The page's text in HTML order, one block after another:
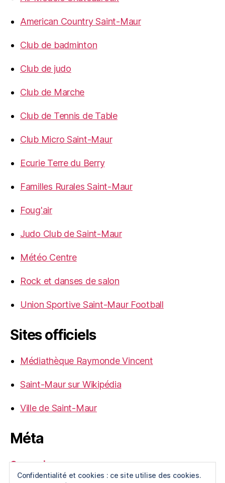
American Country Saint-Maur
Club de badminton
Club de judo
Club de Marche
Club de Tennis de Table
Club Micro Saint-Maur
Ecurie Terre du Berry
Familles Rurales Saint-Maur
Foug'air
Judo Club de Saint-Maur
Météo Centre
Rock et danses de salon
Union Sportive Saint-Maur Football
Sites officiels
Médiathèque Raymonde Vincent
Saint-Maur sur Wikipédia
Ville de Saint-Maur
Méta
Connexion
Flux des publications
Confidentialité et cookies : ce site utilise des cookies.